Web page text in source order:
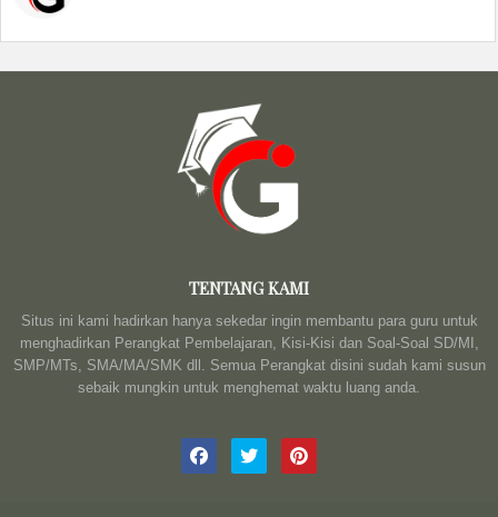
TENTANG KAMI
Situs ini kami hadirkan hanya sekedar ingin membantu para guru untuk
menghadirkan Perangkat Pembelajaran, Kisi-Kisi dan Soal-Soal SD/MI,
SMP/MTs, SMA/MA/SMK dll. Semua Perangkat disini sudah kami susun
sebaik mungkin untuk menghemat waktu luang anda.